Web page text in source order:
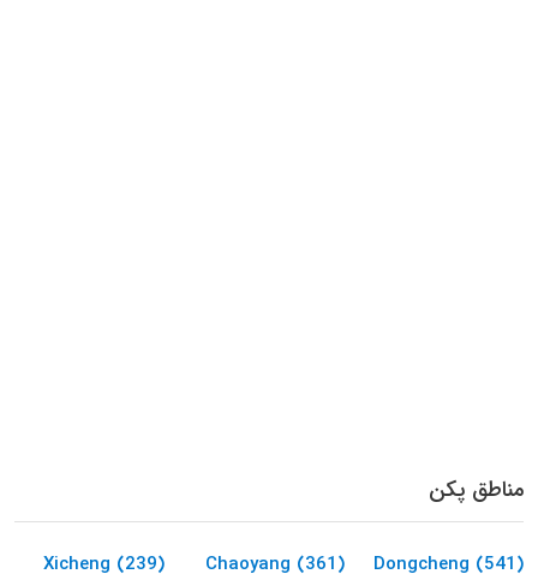
مناطق پکن
Dongcheng (541)
Chaoyang (361)
Xicheng (239)